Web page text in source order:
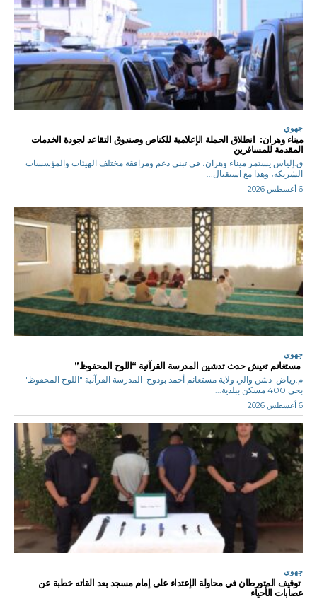
جهوي
ميناء وهران: انطلاق الحملة الإعلامية للكناص وصندوق التقاعد لجودة الخدمات
المقدمة للمسافرين
ق.إلياس يستمر ميناء وهران، في تبني دعم ومرافقة مختلف الهيئات والمؤسسات
الشريكة، وهذا مع استقبال...
6 أغسطس 2026
جهوي
مستغانم تعيش حدث تدشين المدرسة القرآنية “اللوح المحفوظ”
م.رياض دشن والي ولاية مستغانم أحمد بودوح المدرسة القرآنية "اللوح المحفوظ"
بحي 400 مسكن ببلدية...
6 أغسطس 2026
جهوي
توقيف المتورطان في محاولة الإعتداء على إمام مسجد بعد القائه خطبة عن
عصابات الأحياء